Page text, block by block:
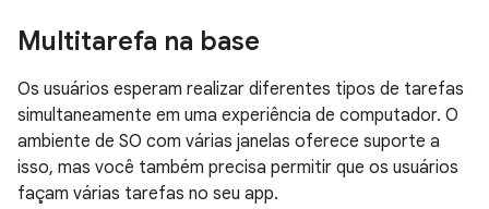
Multitarefa na base
Os usuários esperam realizar diferentes tipos de tarefas
simultaneamente em uma experiência de computador. O
ambiente de SO com várias janelas oferece suporte a
isso, mas você também precisa permitir que os usuários
façam várias tarefas no seu app.